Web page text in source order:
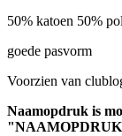
50% katoen 50%
goede pasvorm
Voorzien van
Naamopdruk is